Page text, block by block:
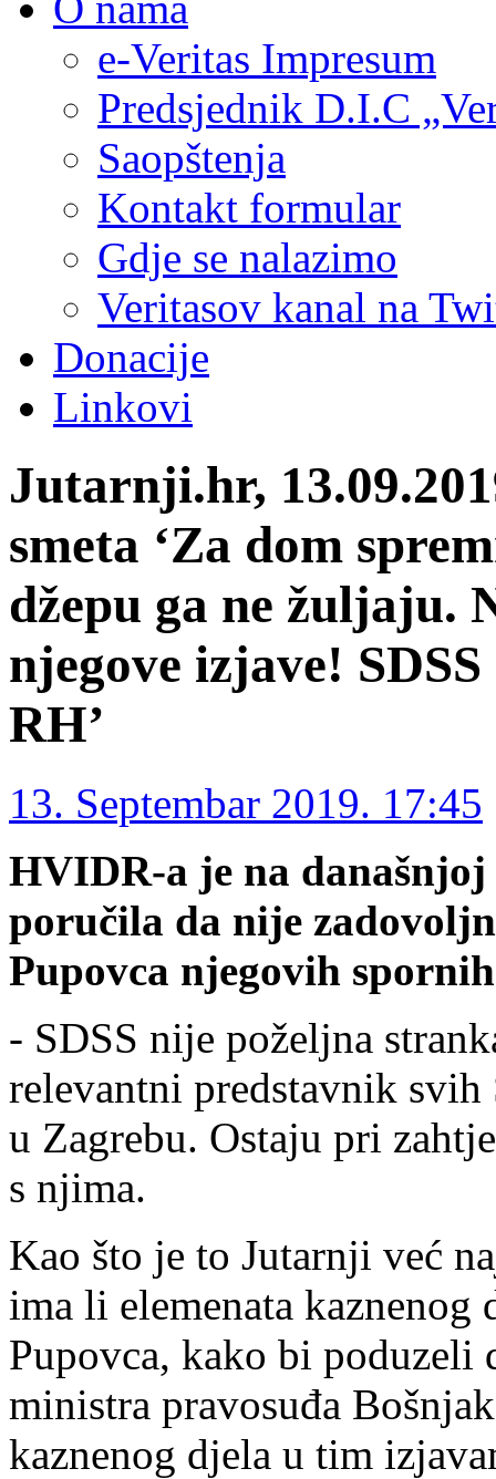
e-Veritas Impresum
Predsjednik D.I.C
Saopštenja
Kontakt formular
Gdje se nalazimo
Veritasov kanal na
Donacije
Linkovi
Jutarnji.hr,
smeta ‘Za dom
džepu ga ne žuljaju.
njegove izjave!
RH’
13. Septembar 2019. 17:45
HVIDR-a je na
poručila da nije
Pupovca njegovih
- SDSS nije poželjna
relevantni predstavnik
u Zagrebu. Ostaju pri
s njima.
Kao što je to Jutarnji već
ima li elemenata
Pupovca, kako bi poduzeli
ministra pravosuđa
kaznenog djela u tim